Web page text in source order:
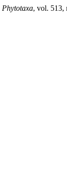
Phytotaxa, vol. 513,